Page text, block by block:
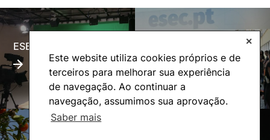
Este website utiliza cookies próprios e de
terceiros para melhorar sua experiência
de navegação. Ao continuar a
navegação, assumimos sua aprovação.
Saber mais
✕
ESECTV